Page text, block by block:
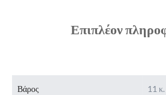
Επιπλέον
Βάρος 11 κ.